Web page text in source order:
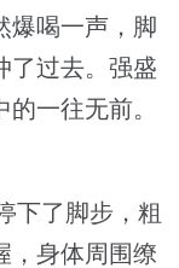
爆喝一声，脚
了过去。强盛
一往无前。
下了脚步，粗
，身体周围缭